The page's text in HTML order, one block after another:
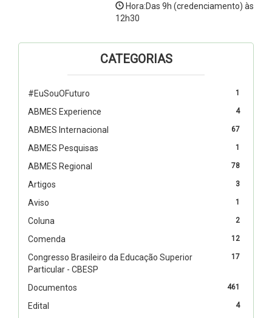
Hora:Das 9h (credenciamento) às
12h30
CATEGORIAS
1
#EuSouOFuturo
4
ABMES Experience
67
ABMES Internacional
1
ABMES Pesquisas
78
ABMES Regional
3
Artigos
1
Aviso
2
Coluna
12
Comenda
17
Congresso Brasileiro da Educação Superior
Particular - CBESP
461
Documentos
4
Edital